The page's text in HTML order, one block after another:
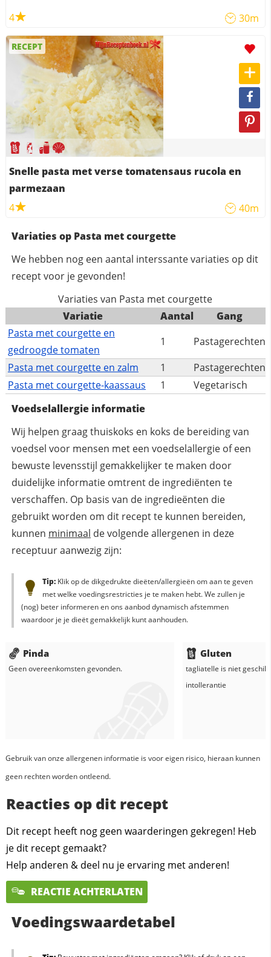
4 30m
RECEPT
Snelle pasta met verse tomatensaus rucola en
parmezaan
4
40m
Variaties op Pasta met courgette
We hebben nog een aantal interssante variaties op dit
recept voor je gevonden!
Variaties van Pasta met courgette
Variatie
Aantal
Gang
Pasta met courgette en
gedroogde tomaten
1
Pastagerechten
Pasta met courgette en zalm
1
Pastagerechten
Pasta met courgette-kaassaus
1
Vegetarisch
Voedselallergie informatie
Wij helpen graag thuiskoks en koks de bereiding van
voedsel voor mensen met een voedselallergie of een
bewuste levensstijl gemakkelijker te maken door
duidelijke informatie omtrent de ingrediënten te
verschaffen. Op basis van de ingredieënten die
gebruikt worden om dit recept te kunnen bereiden,
kunnen minimaal de volgende allergenen in deze
receptuur aanwezig zijn:
Tip:Klik op de dikgedrukte dieëten/allergieën om aan te geven
met welke voedingsrestricties je te maken hebt. We zullen je
(nog) beter informeren en ons aanbod dynamisch afstemmen
waardoor je je dieët gemakkelijk kunt aanhouden.
Pinda
Geen overeenkomsten gevonden.
Gluten
tagliatelle is niet
intollerantie
Gebruik van onze allergenen informatie is voor eigen risico, hieraan kunnen
geen rechten worden ontleend.
Reacties op dit recept
Dit recept heeft nog geen waarderingen gekregen! Heb
je dit recept gemaakt?
Help anderen & deel nu je ervaring met anderen!
REACTIE ACHTERLATEN
Voedingswaardetabel